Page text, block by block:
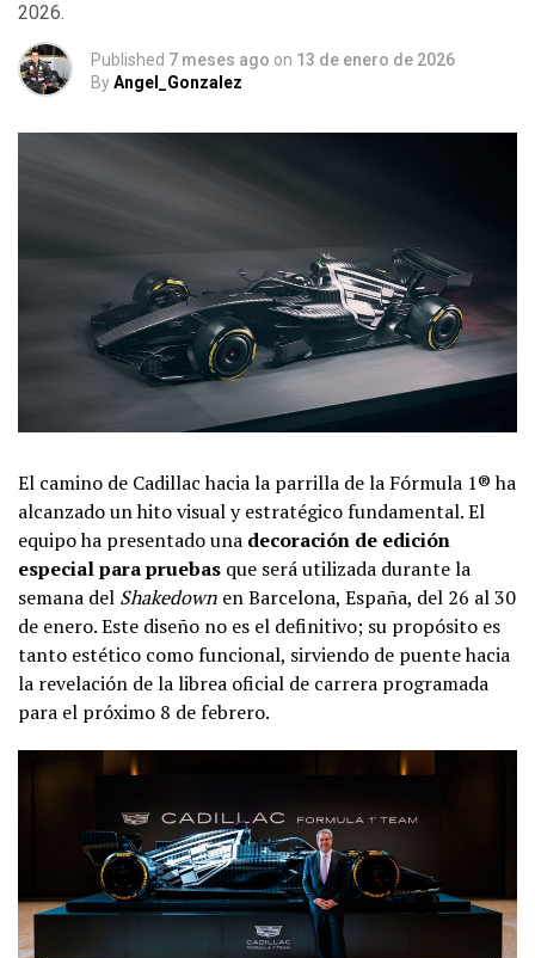
2026.
Published 7 meses ago on 13 de enero de 2026
ByAngel_Gonzalez
El camino de Cadillac hacia la parrilla de la Fórmula 1® ha
alcanzado un hito visual y estratégico fundamental. El
equipo ha presentado una decoración de edición
especial para pruebas que será utilizada durante la
semana del Shakedown en Barcelona, España, del 26 al 30
de enero. Este diseño no es el definitivo; su propósito es
tanto estético como funcional, sirviendo de puente hacia
la revelación de la librea oficial de carrera programada
para el próximo 8 de febrero.